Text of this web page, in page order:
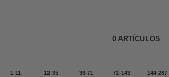
0 ARTÍCULOS
1-11 12-35 36-71 72-143 144-287